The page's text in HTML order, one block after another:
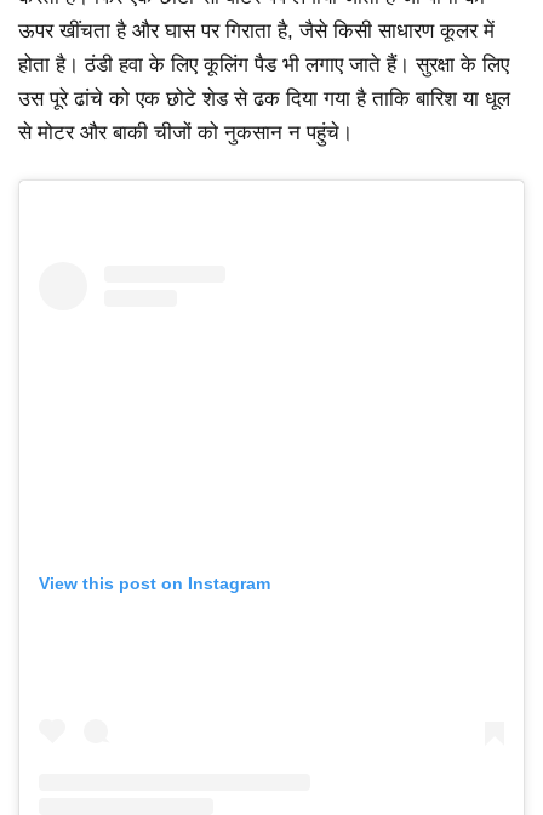
ऊपर खींचता है और घास पर गिराता है, जैसे किसी साधारण कूलर में
होता है। ठंडी हवा के लिए कूलिंग पैड भी लगाए जाते हैं। सुरक्षा के लिए
उस पूरे ढांचे को एक छोटे शेड से ढक दिया गया है ताकि बारिश या धूल
से मोटर और बाकी चीजों को नुकसान न पहुंचे।
View this post on Instagram